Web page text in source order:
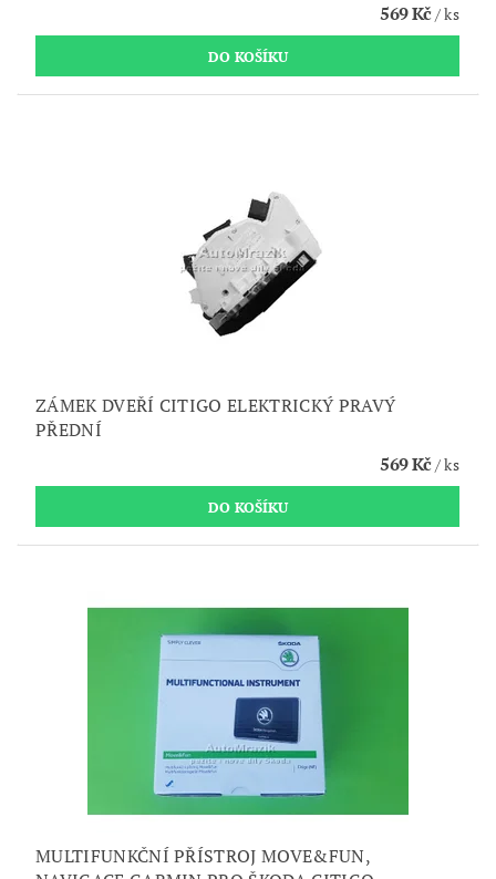
569 Kč/ ks
ZÁMEK DVEŘÍ CITIGO ELEKTRICKÝ PRAVÝ
PŘEDNÍ
569 Kč/ ks
MULTIFUNKČNÍ PŘÍSTROJ MOVE&FUN,